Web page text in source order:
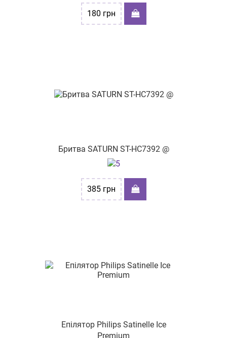
вул. Васильківська 55
бульв. Миколи Руденка, буд.15
пр-т. Центральний, буд. 24/2
180 грн
Бритва SATURN ST-HC7392 @
385грн
Епілятор Philips Satinelle Ice
Premium